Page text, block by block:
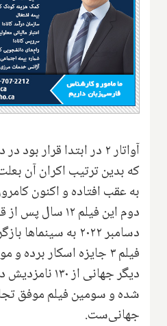
که بدین ترتیب اکران آن
به عقب افتاده و اکنون
دوم این فیلم ۱۲
دسامبر ۲۰۲۲ به
دیگر جهانی از
شده و سومین فیلم موفق
جهانی‌ست.